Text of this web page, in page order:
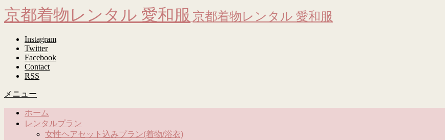
京都着物レンタル 愛和服 京都着物レンタル 愛和服
Instagram
Twitter
Facebook
Contact
RSS
メニュー
ホーム
レンタルプラン
女性ヘアセット込みプラン(着物/浴衣)